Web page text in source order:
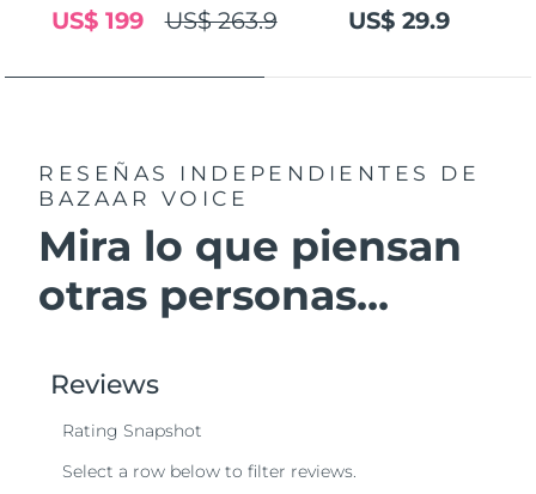
US$ 263.9
US$ 199 US$ 29.9
RESEÑAS INDEPENDIENTES
DE
BAZAAR VOICE
Mira lo que piensan
otras personas...